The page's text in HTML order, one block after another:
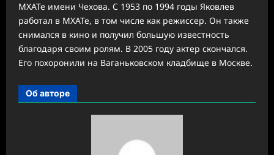
МХАТе имени Чехова. С 1953 по 1994 годы Яковлев
работал в МХАТе, в том числе как режиссер. Он также
снимался в кино и получил большую известность
благодаря своим ролям. В 2005 году актер скончался.
Его похоронили на Ваганьковском кладбище в Москве.
Об авторе